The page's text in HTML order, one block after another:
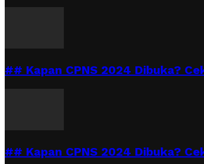
## Kapan CPNS 2024 Dibuka?
## Kapan CPNS 2024 Dibuka?